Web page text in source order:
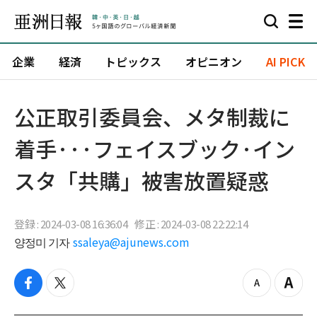
企業 経済 トピックス オピニオン AI PICK
公正取引委員会、メタ制裁に
着手···フェイスブック·イン
スタ「共購」被害放置疑惑
登録 : 2024-03-08 16:36:04 修正 : 2024-03-08 22:22:14
양정미 기자 ssaleya@ajunews.com
f
c
t
i
z
o
Z
o